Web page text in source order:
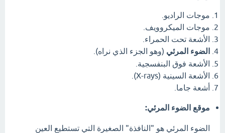
موجات الراديو.
موجات الميكروويف.
الأشعة تحت الحمراء.
الضوء المرئي (وهو الجزء الذي نراه).
الأشعة فوق البنفسجية.
الأشعة السينية (X-rays).
أشعة جاما.
موقع الضوء المرئي:
الضوء المرئي هو "النافذة" الصغيرة التي تستطيع العين